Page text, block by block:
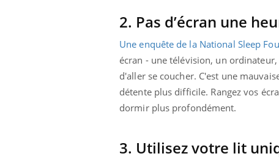
2. Pas d’écran une
Une enquête de la National Sleep
écran - une télévision, un
d'aller se coucher. C'est une
détente plus difficile. Rangez vos
dormir plus profondément.
3. Utilisez votre lit